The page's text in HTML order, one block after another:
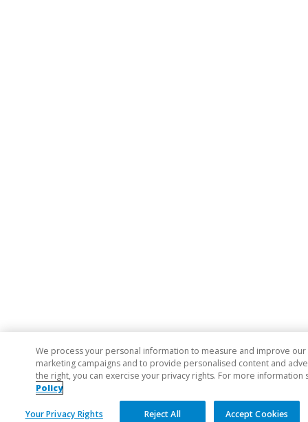
We process your personal information to measure and improve our
marketing campaigns and to provide personalised content and
the right, you can exercise your privacy rights. For more information
Policy
Your Privacy Rights Reject All Accept Cookies